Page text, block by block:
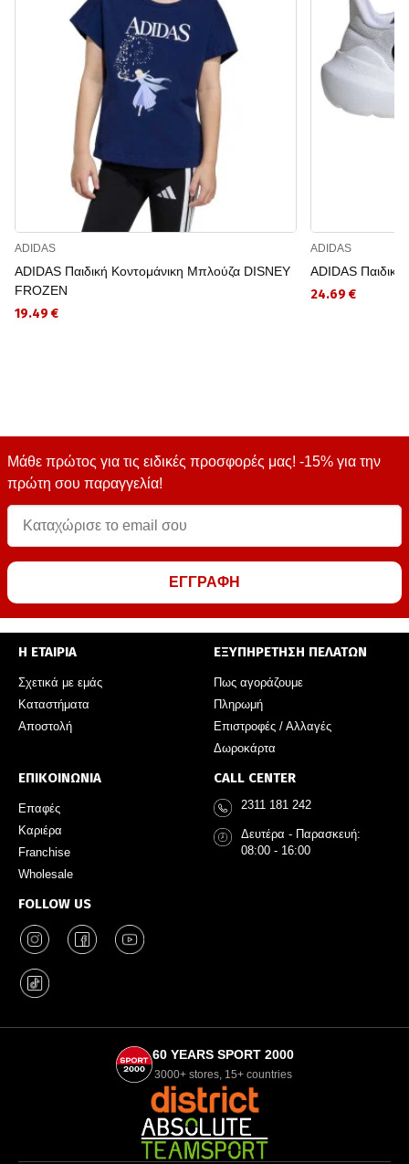
ADIDAS
ADIDAS Παιδική Κοντομάνικη Μπλούζα DISNEY
FROZEN
19.49 €
ADIDAS
ADIDAS
24.69 €
Μάθε πρώτος για τις ειδικές προσφορές μας! -15% για την
πρώτη σου παραγγελία!
ΕΓΓΡΑΦΗ
Η ΕΤΑΙΡΙΑ
Σχετικά με εμάς
Καταστήματα
Αποστολή
ΕΞΥΠΗΡΕΤΗΣΗ ΠΕΛΑΤΩΝ
Πως αγοράζουμε
Πληρωμή
Επιστροφές / Αλλαγές
Δωροκάρτα
ΕΠΙΚΟΙΝΩΝΙΑ
Επαφές
Καριέρα
Franchise
Wholesale
FOLLOW US
CALL CENTER
2311 181 242
Δευτέρα - Παρασκευή:
08:00 - 16:00
60 YEARS SPORT 2000
3000+ stores, 15+ countries